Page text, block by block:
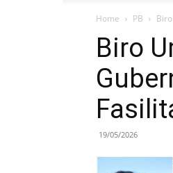
Home PB
Biro
19/05/2026